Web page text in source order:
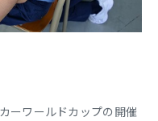
ーワールドカップの開催